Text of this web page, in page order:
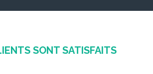
SONT SATISFAITS